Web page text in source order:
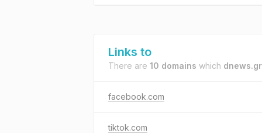
Links to
There are 10 domains which dnews.gr
facebook.com
tiktok.com